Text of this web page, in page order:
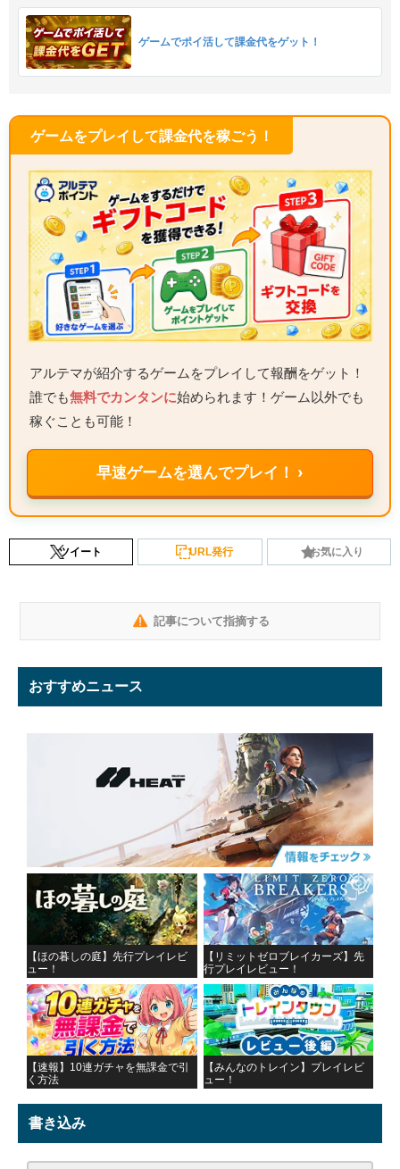
ゲームでポイ活して課金代をゲット！
ゲームをプレイして課金代を稼ごう！
アルテマが紹介するゲームをプレイして報酬をゲット！
誰でも無料でカンタンに始められます！ゲーム以外でも
稼ぐことも可能！
早速ゲームを選んでプレイ！ ›
ツイート URL発行 お気に入り
記事について指摘する
おすすめニュース
【ほの暮しの庭】先行プレイレビ
ュー！
【リミットゼロブレイカーズ】先
行プレイレビュー！
【速報】10連ガチャを無課金で引
く方法
【みんなのトレイン】プレイレビ
ュー！
書き込み